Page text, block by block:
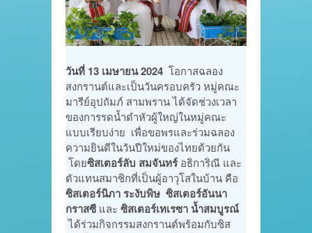
วันที่ 13 เมษายน 2024 โอกาสฉลอง
สงกรานต์และเป็นวันครอบครัว หมู่คณะ
มารีย์อุปถัมภ์ สามพราน ได้จัดช่วงเวลา
ของการรดน้ำดำหัวผู้ใหญ่ในหมู่คณะ
แบบเรียบง่าย เพื่อขอพรและร่วมฉลอง
ความยินดีในวันปีใหม่ของไทยด้วยกัน
โดยซิสเตอร์ลับ สมจันทร์อธิการิณี และ
ตัวแทนสมาชิกที่เป็นผู้อาวุโสในบ้าน คือ
ซิสเตอร์นิภา ระงับพิษ ซิสเตอร์อันนา
กราสซีและ ซิสเตอร์เทเรซา น้ำสมบูรณ์
ได้ร่วมกิจกรรมสงกรานต์พร้อมกับซิส